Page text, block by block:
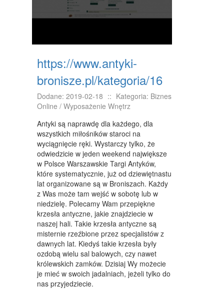
DOMY, MIESZKANIA
PLACÓWKI EDUKACYJNE
KURSY JĘZYKOWE
KURSY I SZKOLENIA
TŁUMACZENIA
BIZNES ONLINE
BIŻUTERIA
DLA DZIECI
MEBLE
WYPOSAŻENIE WNĘTRZ
WYPOSAŻENIE ŁAZIENKI
ODZIEŻ
SPORT
ELEKTRONIKA, RTV, AGD
https://www.antyki-
bronisze.pl/kategoria/16
Dodane: 2019-02-18 :: Kategoria: Biznes
Online / Wyposażenie Wnętrz
Antyki są naprawdę dla każdego, dla
wszystkich miłośników staroci na
wyciągnięcie ręki. Wystarczy tylko, że
odwiedzicie w jeden weekend największe
w Polsce Warszawskie Targi Antyków,
które systematycznie, już od dziewiętnastu
lat organizowane są w Broniszach. Każdy
z Was może tam wejść w sobotę lub w
niedzielę. Polecamy Wam przepiękne
krzesła antyczne, jakie znajdziecie w
naszej hali. Takie krzesła antyczne są
misternie rzeźbione przez specjalistów z
dawnych lat. Kiedyś takie krzesła były
ozdobą wielu sal balowych, czy nawet
królewskich zamków. Dzisiaj Wy możecie
je mieć w swoich jadalniach, jeżeli tylko do
nas przyjedziecie.